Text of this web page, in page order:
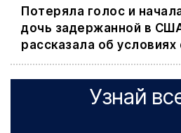
Потеряла голос и
дочь задержанной в
рассказала об
Узнай